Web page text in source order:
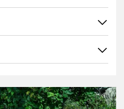
☆
☆
☆